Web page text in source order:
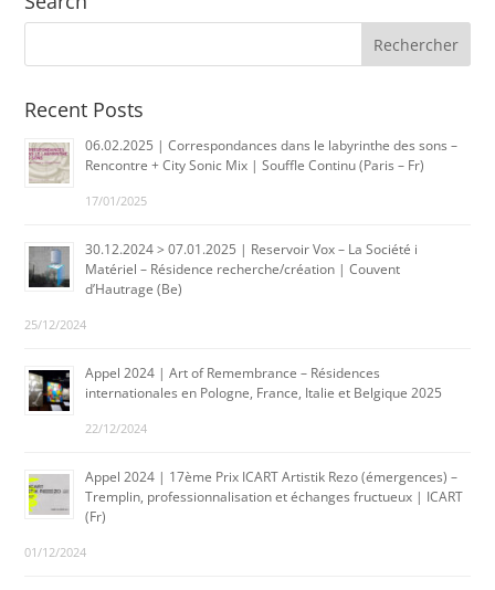
Recent Posts
06.02.2025 | Correspondances dans le labyrinthe des sons –
Rencontre + City Sonic Mix | Souffle Continu (Paris – Fr)
17/01/2025
30.12.2024 > 07.01.2025 | Reservoir Vox – La Société i
Matériel – Résidence recherche/création | Couvent
d’Hautrage (Be)
25/12/2024
Appel 2024 | Art of Remembrance – Résidences
internationales en Pologne, France, Italie et Belgique 2025
22/12/2024
Appel 2024 | 17ème Prix ICART Artistik Rezo (émergences) –
Tremplin, professionnalisation et échanges fructueux | ICART
(Fr)
01/12/2024